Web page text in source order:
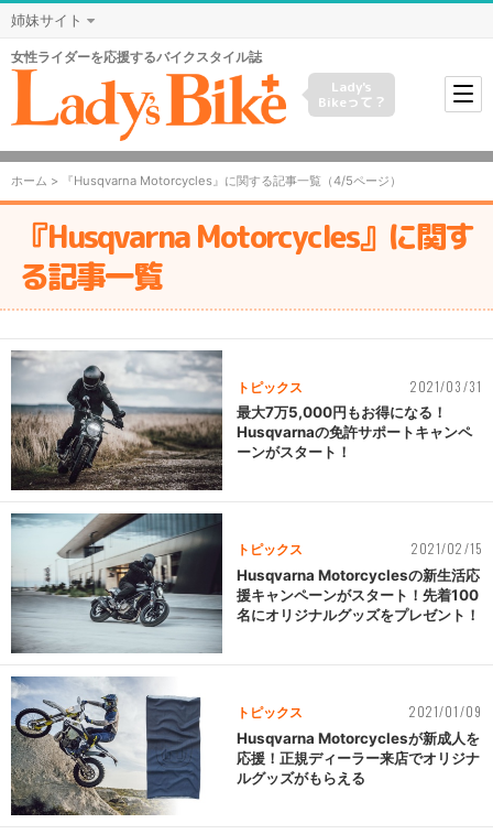
姉妹サイト
女性ライダーを応援するバイクスタイル誌
Lady's
Bikeって？
ホーム > 『Husqvarna Motorcycles』に関する記事一覧（4/5ページ）
『Husqvarna Motorcycles』に関す
る記事一覧
トピックス 2021/03/31
最大7万5,000円もお得になる！
Husqvarnaの免許サポートキャンペ
ーンがスタート！
トピックス 2021/02/15
Husqvarna Motorcyclesの新生活応
援キャンペーンがスタート！先着100
名にオリジナルグッズをプレゼント！
トピックス 2021/01/09
Husqvarna Motorcyclesが新成人を
応援！正規ディーラー来店でオリジナ
ルグッズがもらえる